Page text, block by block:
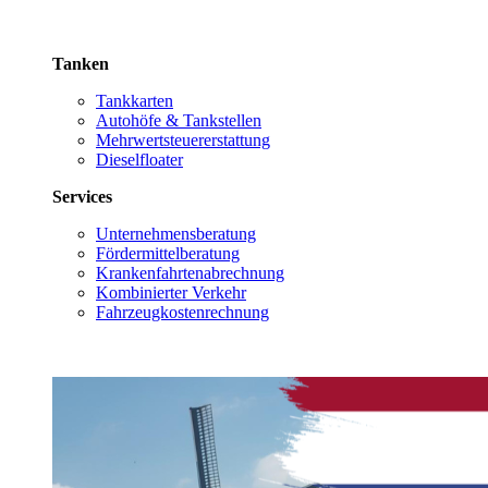
Tanken
Tankkarten
Autohöfe & Tankstellen
Mehrwertsteuererstattung
Dieselfloater
Services
Unternehmensberatung
Fördermittelberatung
Krankenfahrtenabrechnung
Kombinierter Verkehr
Fahrzeugkostenrechnung